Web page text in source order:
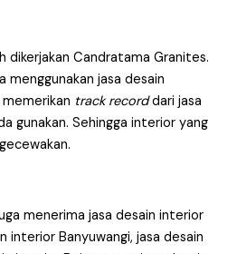
dikerjakan Candratama Granites.
menggunakan jasa desain
track recorddari jasa
gunakan. Sehingga interior yang
menerima jasa desain interior
interior Banyuwangi, jasa desain